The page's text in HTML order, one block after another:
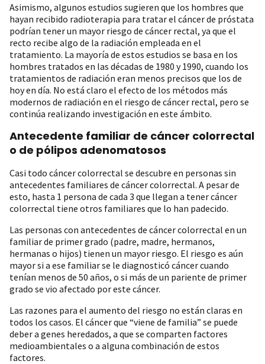
Asimismo, algunos estudios sugieren que los hombres que
hayan recibido radioterapia para tratar el cáncer de próstata
podrían tener un mayor riesgo de cáncer rectal, ya que el
recto recibe algo de la radiación empleada en el
tratamiento. La mayoría de estos estudios se basa en los
hombres tratados en las décadas de 1980 y 1990, cuando los
tratamientos de radiación eran menos precisos que los de
hoy en día. No está claro el efecto de los métodos más
modernos de radiación en el riesgo de cáncer rectal, pero se
continúa realizando investigación en este ámbito.
Antecedente familiar de cáncer colorrectal
o de pólipos adenomatosos
Casi todo cáncer colorrectal se descubre en personas sin
antecedentes familiares de cáncer colorrectal. A pesar de
esto, hasta 1 persona de cada 3 que llegan a tener cáncer
colorrectal tiene otros familiares que lo han padecido.
Las personas con antecedentes de cáncer colorrectal en un
familiar de primer grado (padre, madre, hermanos,
hermanas o hijos) tienen un mayor riesgo. El riesgo es aún
mayor si a ese familiar se le diagnosticó cáncer cuando
tenían menos de 50 años, o si más de un pariente de primer
grado se vio afectado por este cáncer.
Las razones para el aumento del riesgo no están claras en
todos los casos. El cáncer que “viene de familia” se puede
deber a genes heredados, a que se comparten factores
medioambientales o a alguna combinación de estos
factores.